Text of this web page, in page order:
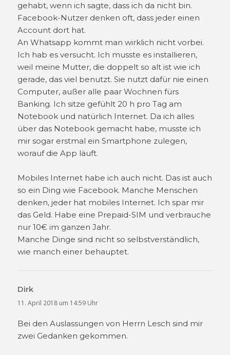
gehabt, wenn ich sagte, dass ich da nicht bin.
Facebook-Nutzer denken oft, dass jeder einen
Account dort hat.
An Whatsapp kommt man wirklich nicht vorbei.
Ich hab es versucht. Ich musste es installieren,
weil meine Mutter, die doppelt so alt ist wie ich
gerade, das viel benutzt. Sie nutzt dafür nie einen
Computer, außer alle paar Wochnen fürs
Banking. Ich sitze gefühlt 20 h pro Tag am
Notebook und natürlich Internet. Da ich alles
über das Notebook gemacht habe, musste ich
mir sogar erstmal ein Smartphone zulegen,
worauf die App läuft.
Mobiles Internet habe ich auch nicht. Das ist auch
so ein Ding wie Facebook. Manche Menschen
denken, jeder hat mobiles Internet. Ich spar mir
das Geld. Habe eine Prepaid-SIM und verbrauche
nur 10€ im ganzen Jahr.
Manche Dinge sind nicht so selbstverständlich,
wie manch einer behauptet.
Dirk
11. April 2018 um 14:59 Uhr
Bei den Auslassungen von Herrn Lesch sind mir
zwei Gedanken gekommen.